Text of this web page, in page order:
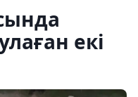
екі